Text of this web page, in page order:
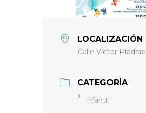
LOCALIZACIÓN
Calle Víctor Pradera
CATEGORÍA
Infantil